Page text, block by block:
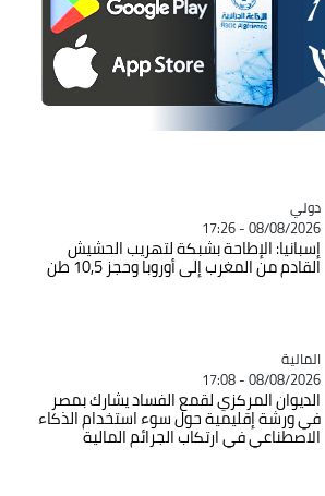
Catégorie
دولي
08/08/2026 - 17:26
إسبانيا: الإطاحة بشبكة لتهريب الحشيش
القادم من المغرب إلى أوروبا وحجز 10,5 طن
Catégorie
المالية
08/08/2026 - 17:08
الديوان المركزي لقمع الفساد يشارك بمصر
في ورشة إقليمية حول سوء استخدام الذكاء
الاصطناعي في ارتكاب الجرائم المالية